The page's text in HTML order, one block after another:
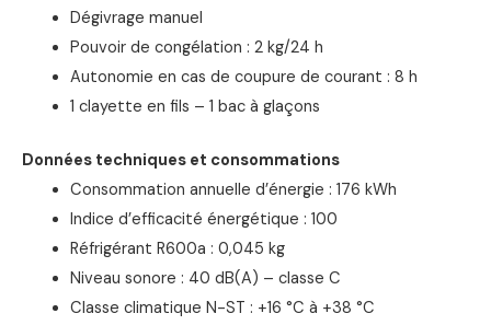
Dégivrage manuel
Pouvoir de congélation : 2 kg/24 h
Autonomie en cas de coupure de courant : 8 h
1 clayette en fils – 1 bac à glaçons
Données techniques et consommations
Consommation annuelle d’énergie : 176 kWh
Indice d’efficacité énergétique : 100
Réfrigérant R600a : 0,045 kg
Niveau sonore : 40 dB(A) – classe C
Classe climatique N-ST : +16 °C à +38 °C